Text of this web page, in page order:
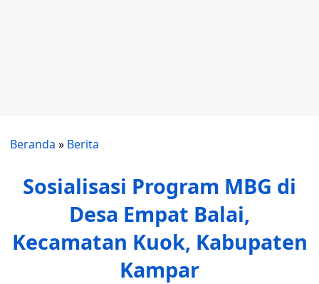
Beranda » Berita
Sosialisasi Program MBG di
Desa Empat Balai,
Kecamatan Kuok, Kabupaten
Kampar